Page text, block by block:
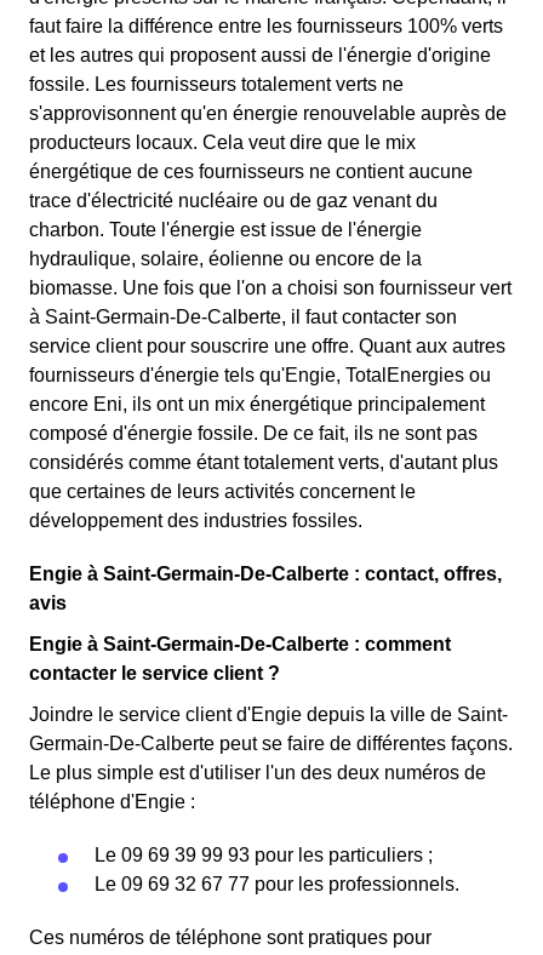
faut faire la différence entre les fournisseurs 100% verts
et les autres qui proposent aussi de l'énergie d'origine
fossile. Les fournisseurs totalement verts ne
s'approvisonnent qu'en énergie renouvelable auprès de
producteurs locaux. Cela veut dire que le mix
énergétique de ces fournisseurs ne contient aucune
trace d'électricité nucléaire ou de gaz venant du
charbon. Toute l'énergie est issue de l'énergie
hydraulique, solaire, éolienne ou encore de la
biomasse. Une fois que l'on a choisi son fournisseur vert
à Saint-Germain-De-Calberte, il faut contacter son
service client pour souscrire une offre. Quant aux autres
fournisseurs d'énergie tels qu'Engie, TotalEnergies ou
encore Eni, ils ont un mix énergétique principalement
composé d'énergie fossile. De ce fait, ils ne sont pas
considérés comme étant totalement verts, d'autant plus
que certaines de leurs activités concernent le
développement des industries fossiles.
Engie à Saint-Germain-De-Calberte : contact, offres,
avis
Engie à Saint-Germain-De-Calberte : comment
contacter le service client ?
Joindre le service client d'Engie depuis la ville de Saint-
Germain-De-Calberte peut se faire de différentes façons.
Le plus simple est d'utiliser l'un des deux numéros de
téléphone d'Engie :
Le 09 69 39 99 93 pour les particuliers ;
Le 09 69 32 67 77 pour les professionnels.
Ces numéros de téléphone sont pratiques pour